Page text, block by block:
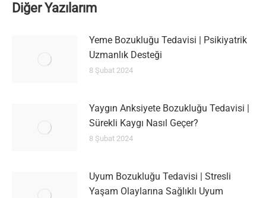
Diğer Yazılarım
Yeme Bozukluğu Tedavisi | Psikiyatrik
Uzmanlık Desteği
8 Şubat 2024
Yaygın Anksiyete Bozukluğu Tedavisi |
Sürekli Kaygı Nasıl Geçer?
8 Şubat 2024
Uyum Bozukluğu Tedavisi | Stresli
Yaşam Olaylarına Sağlıklı Uyum